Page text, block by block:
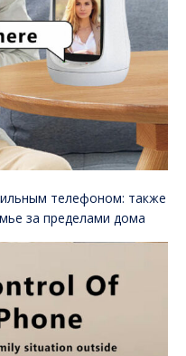
телефоном: также
за пределами дома